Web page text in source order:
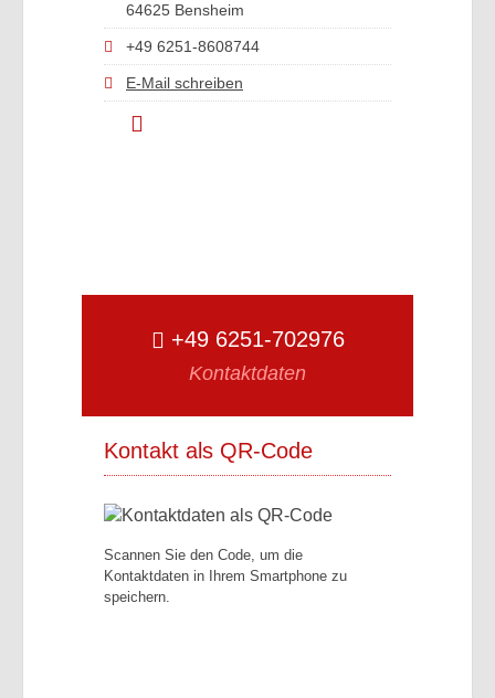
64625 Bensheim
+49 6251-8608744
E-Mail schreiben
+49 6251-702976
Kontaktdaten
Kontakt als QR-Code
Scannen Sie den Code, um die
Kontaktdaten in Ihrem Smartphone zu
speichern.